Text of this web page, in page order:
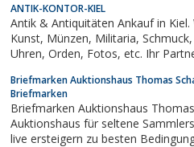
bieten. Egal ob zum Vermögensaufbau, zur
zur...
ANTIK-KONTOR-KIEL
Antik & Antiquitäten Ankauf in
Kunst, Münzen, Militaria, Schmuck, Gemälde, Ölbilder, Bronzen,
Uhren, Orden, Fotos, etc. Ihr Partner für den ANKAUF von
Briefmarken Auktionshaus Thomas
Briefmarken
Briefmarken Auktionshaus Thomas
Auktionshaus für seltene
live ersteigern zu besten